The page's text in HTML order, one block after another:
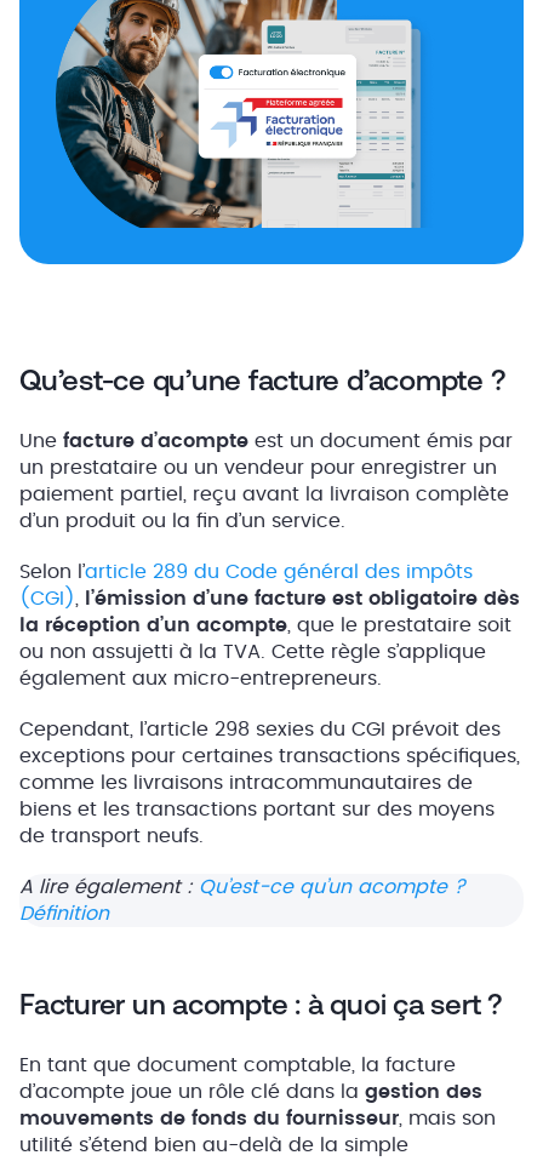
Qu’est-ce qu’une facture d’acompte ?
Une facture d’acompte est un document émis par
un prestataire ou un vendeur pour enregistrer un
paiement partiel, reçu avant la livraison complète
d’un produit ou la fin d’un service.
Selon l’article 289 du Code général des impôts
(CGI),
l’émission d’une facture est obligatoire dès
la réception d’un acompte, que le prestataire soit
ou non assujetti à la TVA. Cette règle s’applique
également aux micro-entrepreneurs.
Cependant, l’article 298 sexies du CGI prévoit des
exceptions pour certaines transactions spécifiques,
comme les livraisons intracommunautaires de
biens et les transactions portant sur des moyens
de transport neufs.
A lire également : Qu’est-ce qu’un acompte ?
Définition
Facturer un acompte : à quoi ça sert ?
En tant que document comptable, la facture
d’acompte joue un rôle clé dans la gestion des
mouvements de fonds du fournisseur, mais son
utilité s’étend bien au-delà de la simple